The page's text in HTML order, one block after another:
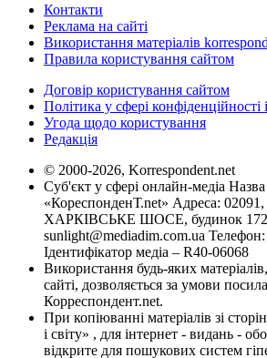
Контакти
Реклама на сайті
Використання матеріалів
Правила користування сайтом
Договір користування сайтом
Політика у сфері
Угода щодо користування
Редакція
© 2000-2026, Korrespondent.net
Суб'єкт у сфері онлайн-медіа
«КореспонденТ.net» Адреса: 02091,
ХАРКІВСЬКЕ ШОСЕ, будинок 172-
sunlight@mediadim.com.ua
Ідентифікатор медіа – R40-06068
Використання будь-яких
сайті, дозволяється за умови
Корреспондент.net.
При копіюванні матеріалів зі
і світу» , для інтернет - видань -
відкрите для пошукових систем